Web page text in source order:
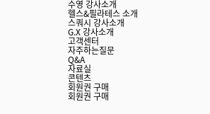
수영 강사소개
헬스&필라테스 소개
스쿼시 강사소개
G.X 강사소개
고객센터
자주하는질문
Q&A
자료실
콘텐츠
회원권 구매
회원권 구매